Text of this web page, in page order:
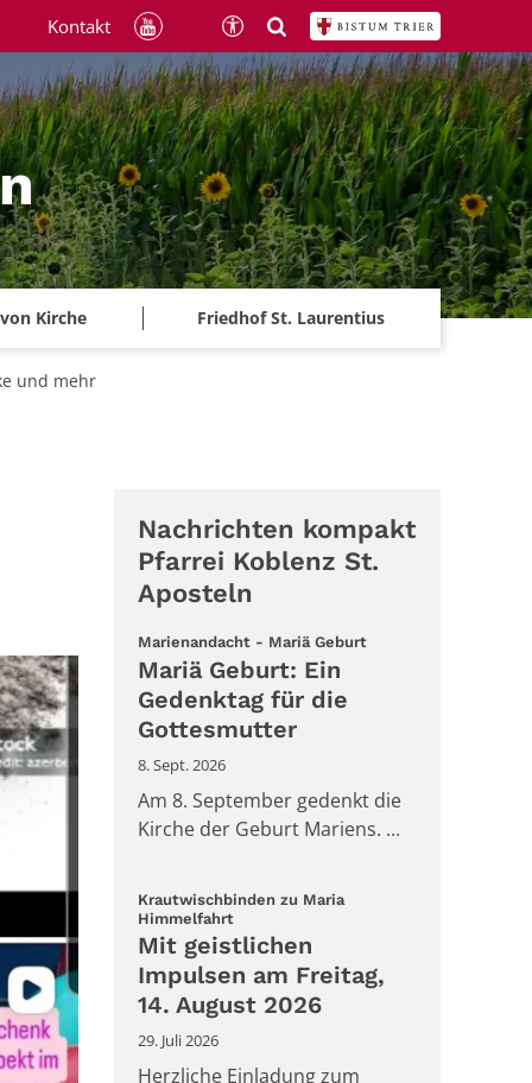
Kirche Friedhof St. Laurentius
Kontakt
und mehr
Nachrichten kompakt
Pfarrei Koblenz St.
Aposteln
Marienandacht - Mariä Geburt:
Mariä Geburt: Ein
Gedenktag für die
Gottesmutter
8. Sept. 2026
Am 8. September gedenkt die
Kirche der Geburt Mariens. ...
Krautwischbinden zu Maria
Himmelfahrt:
Mit geistlichen
Impulsen am Freitag,
14. August 2026
29. Juli 2026
Herzliche Einladung zum